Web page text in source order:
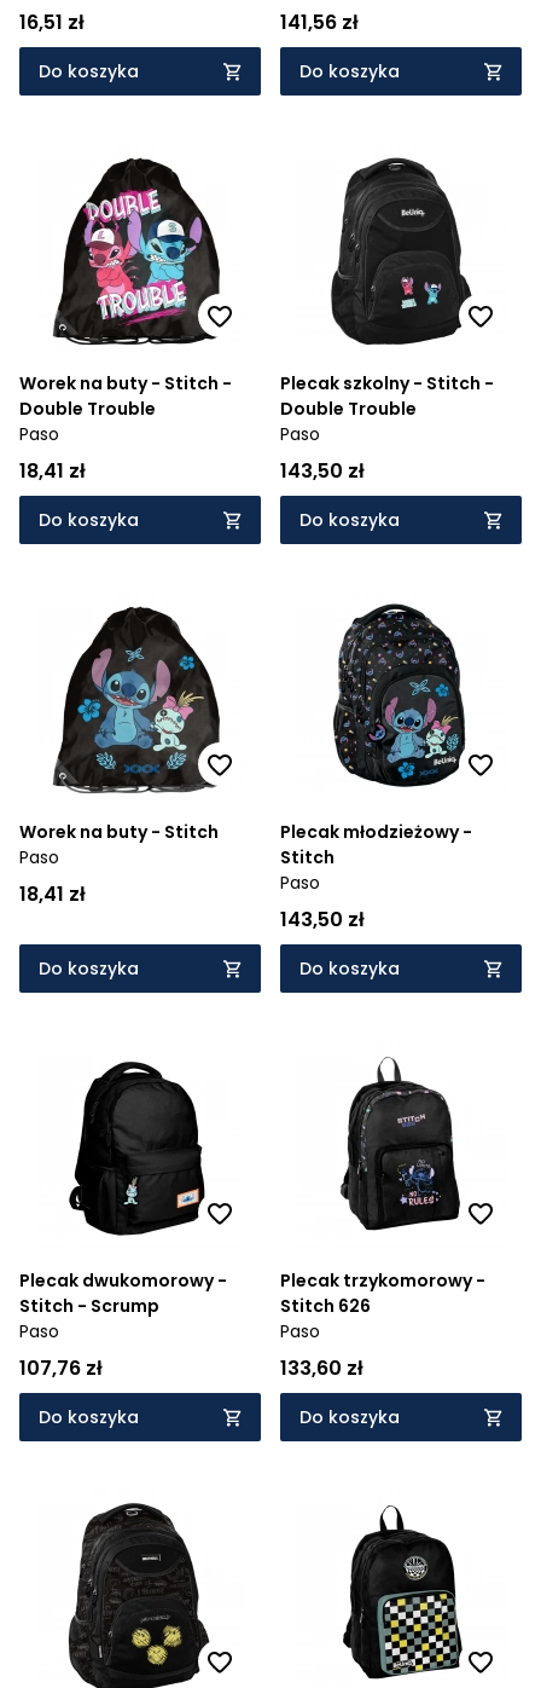
16,51 zł
Do koszyka
141,56 zł
Do koszyka
Worek na buty - Stitch -
Double Trouble
Paso
18,41 zł
Do koszyka
Plecak szkolny - Stitch -
Double Trouble
Paso
143,50 zł
Do koszyka
Worek na buty - Stitch
Paso
18,41 zł
Do koszyka
Plecak młodzieżowy -
Stitch
Paso
143,50 zł
Do koszyka
Plecak dwukomorowy -
Stitch - Scrump
Paso
107,76 zł
Do koszyka
Plecak trzykomorowy -
Stitch 626
Paso
133,60 zł
Do koszyka